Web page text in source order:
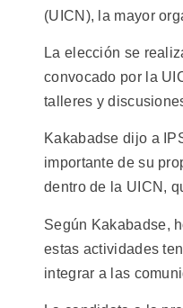
(UICN), la mayor
La elección se
convocado por la
talleres y
Kakabadse dijo a
importante de su
dentro de la UICN,
Según Kakabadse,
estas actividades
integrar a las